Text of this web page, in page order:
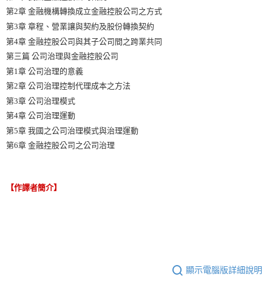
第2章 金融機構轉換成立金融控股公司之方式
第3章 章程、營業讓與契約及股份轉換契約
第4章 金融控股公司與其子公司間之跨業共同
第三篇 公司治理與金融控股公司
第1章 公司治理的意義
第2章 公司治理控制代理成本之方法
第3章 公司治理模式
第4章 公司治理運動
第5章 我國之公司治理模式與治理運動
第6章 金融控股公司之公司治理
【作譯者簡介】
顯示電腦版詳細說明